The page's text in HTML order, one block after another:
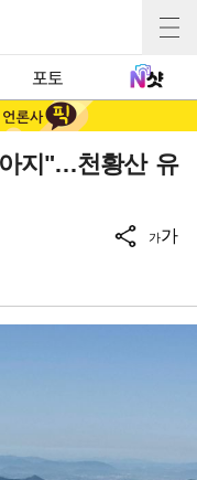
포토
지"…천황산 유
가가